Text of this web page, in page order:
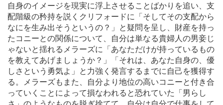
自身のイメージを現実に浮上させることばかりを追い、支
配階級の矜持を説くクリフォードに「そしてその支配から
なにを生み出そうというの？」と疑問を呈し、財産を持っ
たコニーとの関係について、自分は単なる貴婦人の男妾じ
ゃないと揺れるメラーズに「あなただけが持っているもの
を教えてあげましょうか？」「それは、あなた自身の、優
しさという勇気よ」と力強く発言するまでに自己を獲得す
る。メラーズもまた、自分より地位の高いコニーと付き合
っていくことによって損なわれると恐れていた「男らし